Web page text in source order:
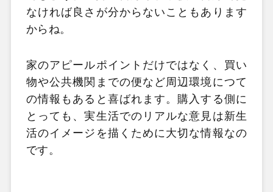
なければ良さが分からないこともあります
からね。
家のアピールポイントだけではなく、買い
物や公共機関までの便など周辺環境につて
の情報もあると喜ばれます。購入する側に
とっても、実生活でのリアルな意見は新生
活のイメージを描くために大切な情報なの
です。